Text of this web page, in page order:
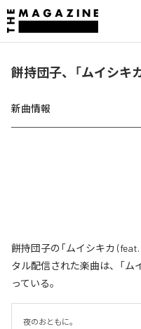
餅持団子、「ムイシキ
新曲情報
餅持団子の「ムイシキカ
タル配信された楽曲は、「ム
っている。
夜のおともに。